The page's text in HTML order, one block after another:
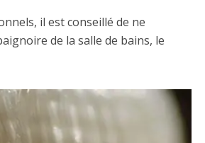
il est conseillé de ne
de la salle de bains, le